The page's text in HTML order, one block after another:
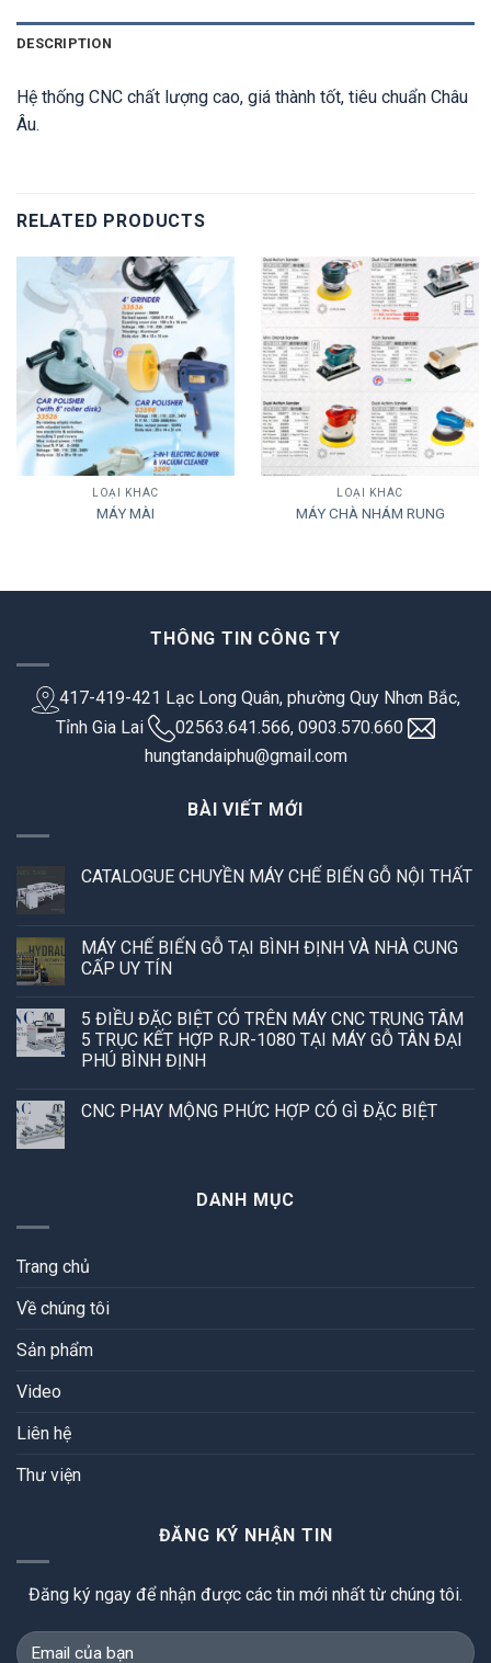
DESCRIPTION
Hệ thống CNC chất lượng cao, giá thành tốt, tiêu chuẩn Châu
Âu.
RELATED PRODUCTS
LOẠI KHÁC
MÁY MÀI
LOẠI KHÁC
MÁY CHÀ NHÁM RUNG
THÔNG TIN CÔNG TY
417-419-421 Lạc Long Quân, phường Quy Nhơn Bắc,
Tỉnh Gia Lai
02563.641.566, 0903.570.660
hungtandaiphu@gmail.com
BÀI VIẾT MỚI
CATALOGUE CHUYỀN MÁY CHẾ BIẾN GỖ NỘI THẤT
MÁY CHẾ BIẾN GỖ TẠI BÌNH ĐỊNH VÀ NHÀ CUNG
CẤP UY TÍN
5 ĐIỀU ĐẶC BIỆT CÓ TRÊN MÁY CNC TRUNG TÂM
5 TRỤC KẾT HỢP RJR-1080 TẠI MÁY GỖ TÂN ĐẠI
PHÚ BÌNH ĐỊNH
CNC PHAY MỘNG PHỨC HỢP CÓ GÌ ĐẶC BIỆT
DANH MỤC
Trang chủ
Về chúng tôi
Sản phẩm
Video
Liên hệ
Thư viện
ĐĂNG KÝ NHẬN TIN
Đăng ký ngay để nhận được các tin mới nhất từ chúng tôi.